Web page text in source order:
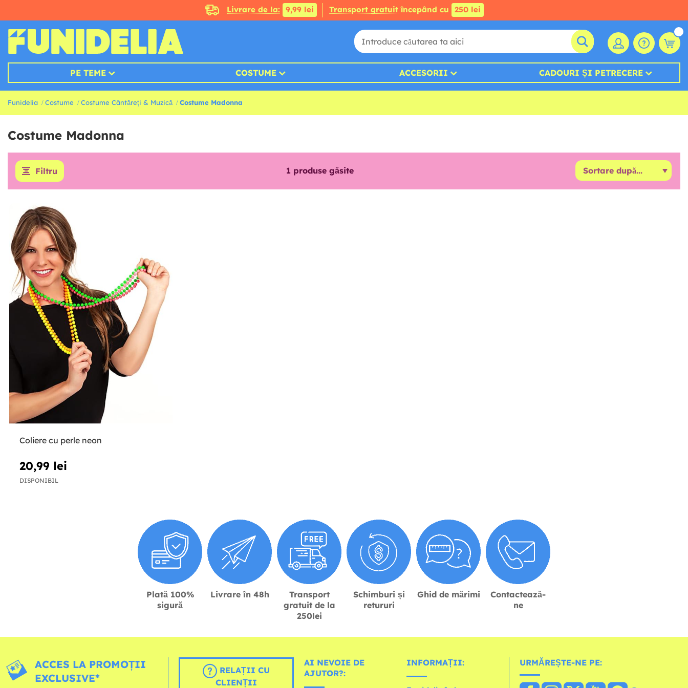
Livrare de la: 9,99 lei Transport gratuitîncepând cu 250 lei
PE TEME COSTUME ACCESORII CADOURI ȘI PETRECERE
Funidelia Costume Costume Cântăreți & Muzică Costume Madonna
Costume Madonna
Filtru 1 produse găsite
Coliere cu perle neon
20,99 lei
DISPONIBIL
Plată 100%
sigură
Livrare în 48h
Transport
gratuit de la
250lei
Schimburi și
retururi
Ghid de mărimi
Contactează-
ne
ACCES LA PROMOȚII
EXCLUSIVE*
RELAȚII CU
CLIENȚII
AI NEVOIE DE
AJUTOR?:
INFORMAȚII: URMĂREȘTE-NE PE: